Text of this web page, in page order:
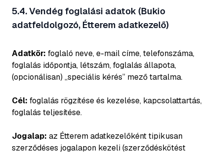
5.4. Vendég foglalási adatok (Bukio
adatfeldolgozó, Étterem adatkezelő)
Adatkör: foglaló neve, e-mail címe, telefonszáma,
foglalás időpontja, létszám, foglalás állapota,
(opcionálisan) „speciális kérés” mező tartalma.
Cél: foglalás rögzítése és kezelése, kapcsolattartás,
foglalás teljesítése.
Jogalap: az Étterem adatkezelőként tipikusan
szerződéses jogalapon kezeli (szerződéskötést